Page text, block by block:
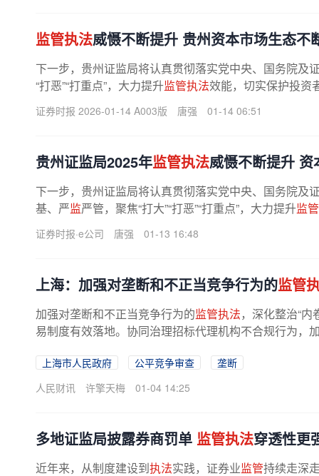
监管执法威慑不断提升 贵州资本市场生态不
下一步，贵州证监局将认真贯彻落实党中央、国务院及
“打恶”“打重点”，大力提升监管执法效能，切实保护投资
证券时报 2026-01-14 A003版 唐强 01-14 06:51
贵州证监局2025年监管执法威慑不断提升
下一步，贵州证监局将认真贯彻落实党中央、国务院及
基、严监严管，聚焦“打大”“打恶”“打重点”，大力提升监
护航辖区资本市场防风险、强...
证券时报·e公司 唐强 01-13 16:48
上海：加强对垄断和不正当竞争行为的监管
加强对垄断和不正当竞争行为的监管执法，深化整治“
易制度有效落地。协同治理招标代理机构不合规行为，
上海市人民政府 公平竞争审查
垄断
人民财讯
许擎天梅 01-04 14:25
多地证监局披露券商罚单 监管执法穿透性更
近年来，从制度建设到执法实践，证券业监管持续走深